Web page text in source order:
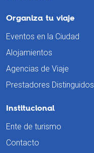
Organiza tu viaje
Eventos en la Ciudad
Alojamientos
Agencias de Viaje
Prestadores Distinguidos
Institucional
Ente de turismo
Contacto